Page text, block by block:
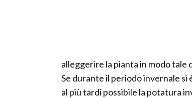
alleggerire la pianta in modo tale
Se durante il periodo invernale
al più tardi possibile la potatura